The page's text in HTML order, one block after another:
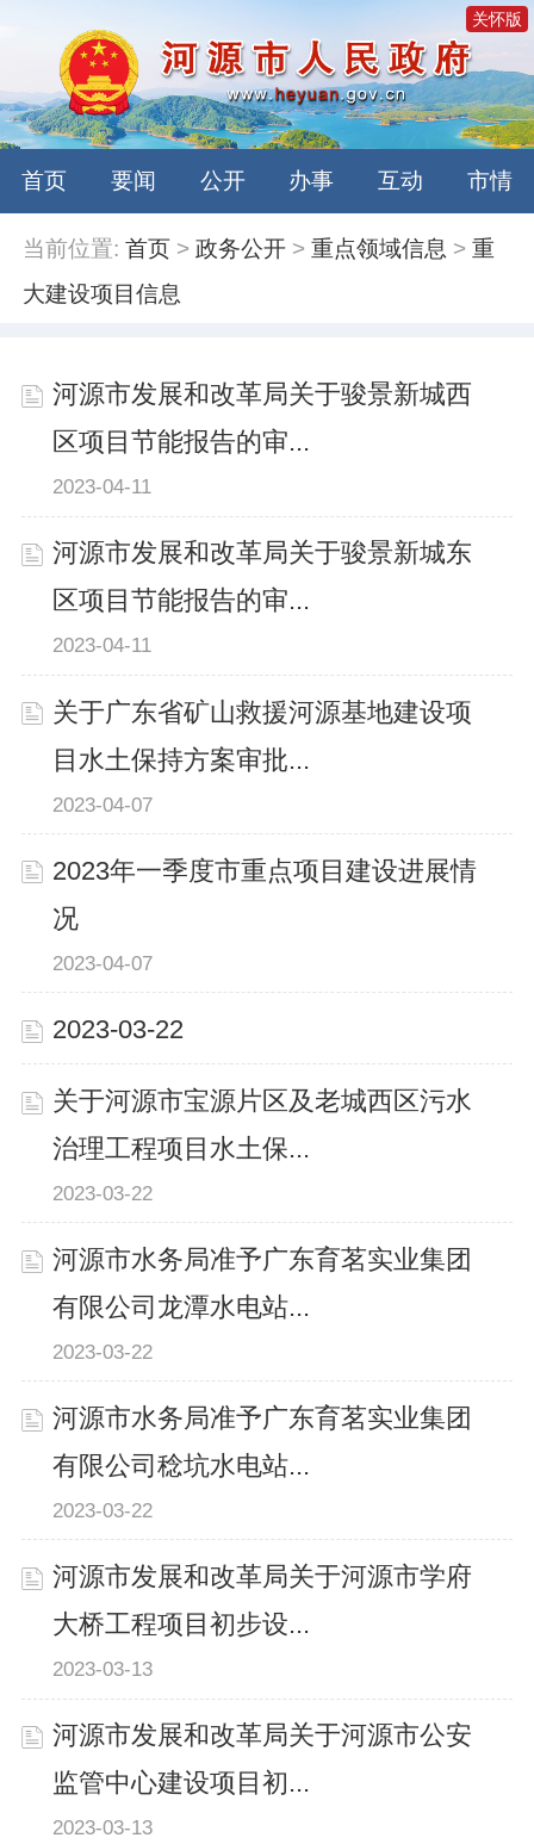
关怀版
首页 要闻 公开 办事 互动 市情
当前位置: 首页 >政务公开 >重点领域信息 >重
大建设项目信息
河源市发展和改革局关于骏景新城西
区项目节能报告的审...
2023-04-11
河源市发展和改革局关于骏景新城东
区项目节能报告的审...
2023-04-11
关于广东省矿山救援河源基地建设项
目水土保持方案审批...
2023-04-07
2023年一季度市重点项目建设进展情
况
2023-04-07
2023-03-22
关于河源市宝源片区及老城西区污水
治理工程项目水土保...
2023-03-22
河源市水务局准予广东育茗实业集团
有限公司龙潭水电站...
2023-03-22
河源市水务局准予广东育茗实业集团
有限公司稔坑水电站...
2023-03-22
河源市发展和改革局关于河源市学府
大桥工程项目初步设...
2023-03-13
河源市发展和改革局关于河源市公安
监管中心建设项目初...
2023-03-13